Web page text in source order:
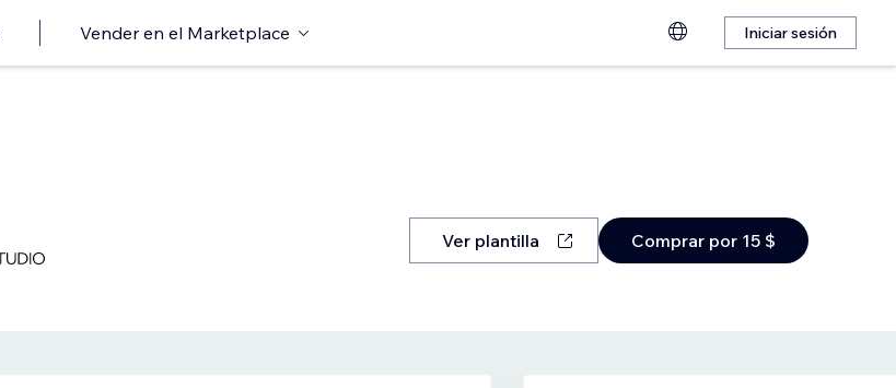
Vender en el Marketplace Iniciar sesión
Ver plantilla Comprar por 15 $